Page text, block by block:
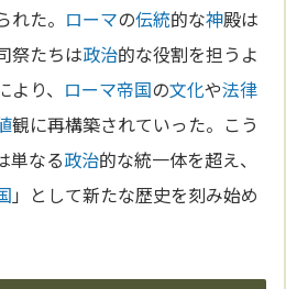
れた。 ローマの伝統的な神殿は
祭たちは政治的な役割を担うよ
り、 ローマ帝国の文化や法律
観に再構築されていった。こう
単なる政治的な統一体を超え、
」として新たな歴史を刻み始め